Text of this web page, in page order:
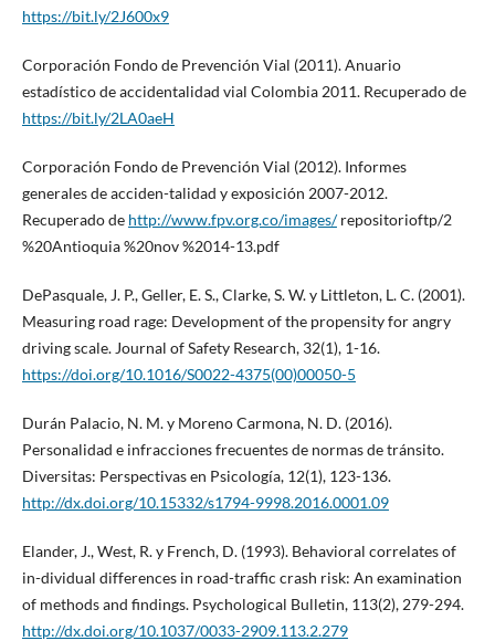
https://bit.ly/2J600x9
Corporación Fondo de Prevención Vial (2011). Anuario
estadístico de accidentalidad vial Colombia 2011. Recuperado de
https://bit.ly/2LA0aeH
Corporación Fondo de Prevención Vial (2012). Informes
generales de acciden-talidad y exposición 2007-2012.
Recuperado de http://www.fpv.org.co/images/repositorioftp/2
%20Antioquia %20nov %2014-13.pdf
DePasquale, J. P., Geller, E. S., Clarke, S. W. y Littleton, L. C. (2001).
Measuring road rage: Development of the propensity for angry
driving scale. Journal of Safety Research, 32(1), 1-16.
https://doi.org/10.1016/S0022-4375(00)00050-5
Durán Palacio, N. M. y Moreno Carmona, N. D. (2016).
Personalidad e infracciones frecuentes de normas de tránsito.
Diversitas: Perspectivas en Psicología, 12(1), 123-136.
http://dx.doi.org/10.15332/s1794-9998.2016.0001.09
Elander, J., West, R. y French, D. (1993). Behavioral correlates of
in-dividual differences in road-traffic crash risk: An examination
of methods and findings. Psychological Bulletin, 113(2), 279-294.
http://dx.doi.org/10.1037/0033-2909.113.2.279